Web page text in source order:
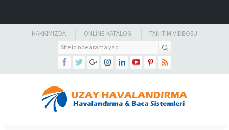
HAKKIMIZDA ONLINE KATALOG TANITIM VIDEOSU